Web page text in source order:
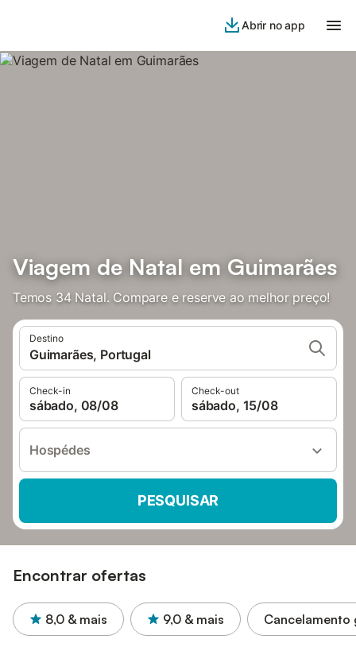
Abrir no app
Viagem de Natal em Guimarães
Temos 34 Natal. Compare e reserve ao melhor preço!
Destino
Guimarães, Portugal
Check-in
sábado, 08/08
Check-out
sábado, 15/08
Hospédes
PESQUISAR
Encontrar ofertas
8,0 & mais 9,0 & mais Cancelamento